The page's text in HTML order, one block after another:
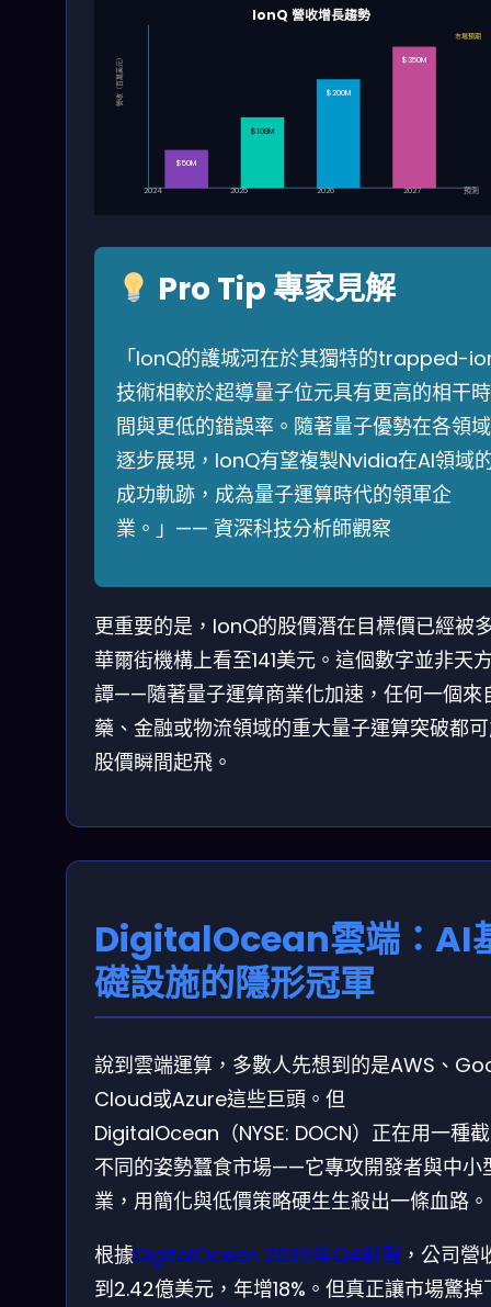
IonQ 營收增長趨勢
2024 2025 2026 2027 預測
營收（百萬美元）
$50M
$108M
$200M
$350M
市場預期
Pro Tip 專家見解
「IonQ的護城河在於其獨特的trapped-
技術相較於超導量子位元具有更高的相干時
間與更低的錯誤率。隨著量子優勢在各領域
逐步展現，IonQ有望複製Nvidia在AI領域
成功軌跡，成為量子運算時代的領軍企
業。」—— 資深科技分析師觀察
更重要的是，IonQ的股價潛在目標價已經被
華爾街機構上看至141美元。這個數字並非天
譚——隨著量子運算商業化加速，任何一個來
藥、金融或物流領域的重大量子運算突破都
股價瞬間起飛。
DigitalOcean雲端：AI
礎設施的隱形冠軍
說到雲端運算，多數人先想到的是AWS、
Cloud或Azure這些巨頭。但
DigitalOcean（NYSE: DOCN）正在用一種
不同的姿勢蠶食市場——它專攻開發者與中小
業，用簡化與低價策略硬生生殺出一條血路。
根據DigitalOcean 2025年Q4財報 ，公司營
到2.42億美元，年增18%。但真正讓市場驚掉